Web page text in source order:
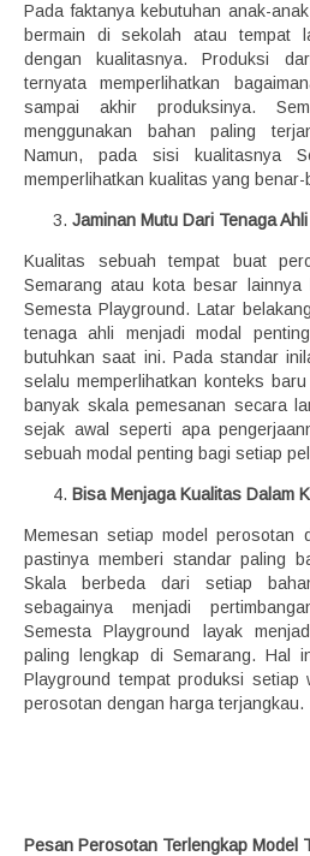
Pada faktanya kebutuhan anak-
bermain di sekolah atau tempat
dengan kualitasnya. Produksi
ternyata memperlihatkan
sampai akhir produksinya.
menggunakan bahan paling
Namun, pada sisi kualitasnya
memperlihatkan kualitas yang
Jaminan Mutu Dari Tenaga
Kualitas sebuah tempat buat
Semarang atau kota besar lainnya
Semesta Playground. Latar
tenaga ahli menjadi modal
butuhkan saat ini. Pada standar
selalu memperlihatkan konteks
banyak skala pemesanan secara
sejak awal seperti apa
sebuah modal penting bagi setiap
Bisa Menjaga Kualitas Dalam
Memesan setiap model perosotan
pastinya memberi standar paling
Skala berbeda dari setiap
sebagainya menjadi
Semesta Playground layak
paling lengkap di Semarang. Hal
Playground tempat produksi setiap
perosotan dengan harga terjangkau.
Pesan Perosotan Terlengkap Model